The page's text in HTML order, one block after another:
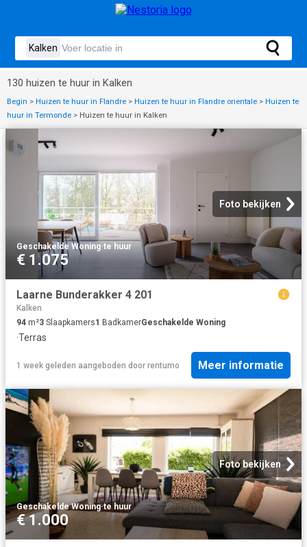
130 huizen te huur in Kalken
Begin > Huizen te huur in Flandre > Huizen te huur in Flandre orientale > Huizen te
huur in Termonde > Huizen te huur in Kalken
Foto bekijken
Geschakelde Woning·te huur
€ 1.075
Laarne Bunderakker 4 201
Kalken
94 m²3 Slaapkamers1 BadkamerGeschakelde Woning
·Terras
1 week geleden aangeboden door rentumo Meer informatie
Foto bekijken
Geschakelde Woning·te huur
€ 1.000